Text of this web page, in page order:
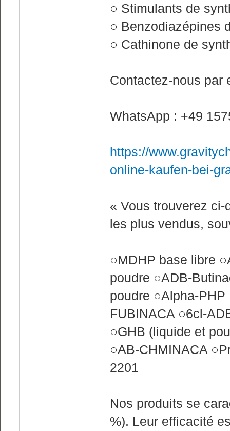
○ Stimulants de
○ Benzodiazépines
○ Cathinone de
Contactez-nous par
WhatsApp : +49
https://
online-kaufen-bei-
« Vous trouverez
les plus vendus,
○MDHP base libre
poudre ○ADB-
poudre ○Alpha-
FUBINACA ○6cl-
○GHB (liquide et
○AB-CHMINACA
2201
Nos produits se
%). Leur efficacité